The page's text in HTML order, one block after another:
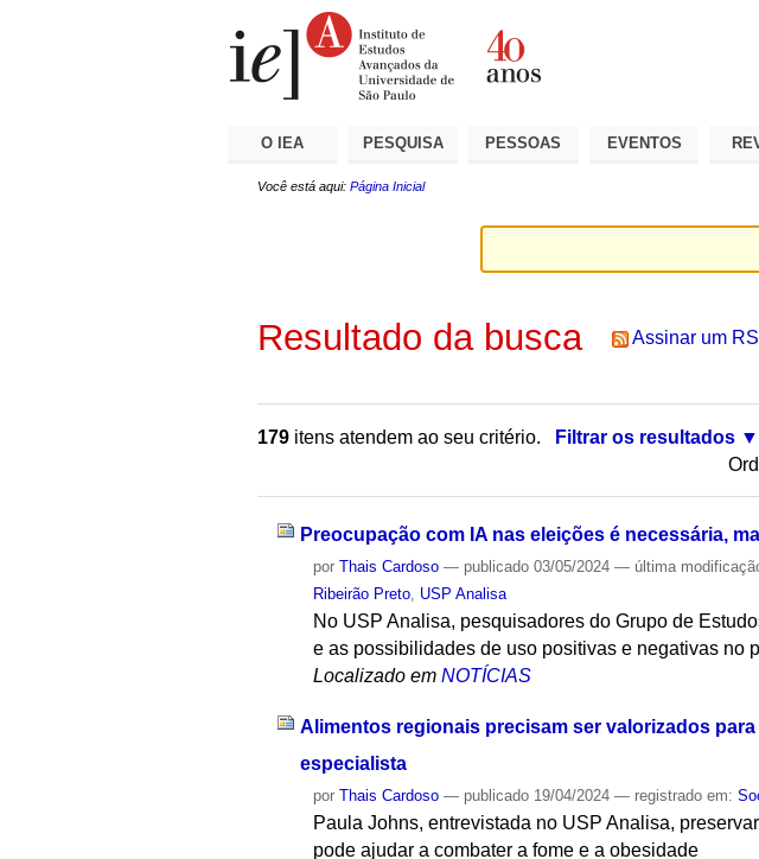
O IEA PESQUISA PESSOAS EVENTOS
Você está aqui: Página Inicial
Resultado da busca Assinar um
179 itens atendem ao seu critério.
Filtrar os resultados
Preocupação com IA nas eleições é necessária,
porThais Cardoso — publicado 03/05/2024— última
Ribeirão Preto USP Analisa
No USP Analisa, pesquisadores do Grupo de
e as possibilidades de uso positivas e negativas no
Localizado em NOTÍCIAS
Alimentos regionais precisam ser valorizados
especialista
porThais Cardoso — publicado 19/04/2024— registrado em:
Paula Johns, entrevistada no USP Analisa,
pode ajudar a combater a fome e a obesidade